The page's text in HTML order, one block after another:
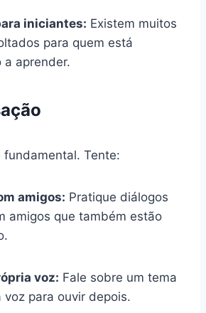
iniciantes: Existem muitos
para quem está
a aprender.
fundamental. Tente:
amigos: Pratique diálogos
amigos que também estão
voz: Fale sobre um tema
voz para ouvir depois.